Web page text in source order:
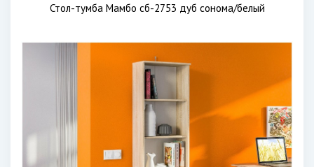
Стол-тумба Мамбо сб-2753 дуб сонома/белый